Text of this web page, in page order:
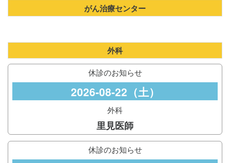
がん治療センター
外科
休診のお知らせ
2026-08-22（土）
外科
里見医師
休診のお知らせ